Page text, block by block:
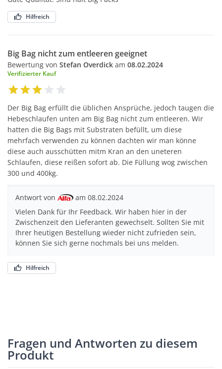
Hilfreich
Big Bag nicht zum entleeren geeignet
Bewertung von Stefan Overdick am 08.02.2024
Verifizierter Kauf
Der Big Bag erfüllt die üblichen Ansprüche, jedoch taugen die
Hebeschlaufen unten am Big Bag nicht zum entleeren. Wir
hatten die Big Bags mit Substraten befüllt, um diese
mehrfach verwenden zu können dachten wir man könne
diese auch ausschütten mitm Kran an den uneteren
Schlaufen, diese reißen sofort ab. Die Füllung wog zwischen
300 und 400kg.
Antwort von
am 08.02.2024
Vielen Dank für Ihr Feedback. Wir haben hier in der
Zwischenzeit den Lieferanten gewechselt. Sollten Sie mit
Ihrer heutigen Bestellung wieder nicht zufrieden sein,
können Sie sich gerne nochmals bei uns melden.
Hilfreich
Fragen und Antworten zu diesem
Produkt